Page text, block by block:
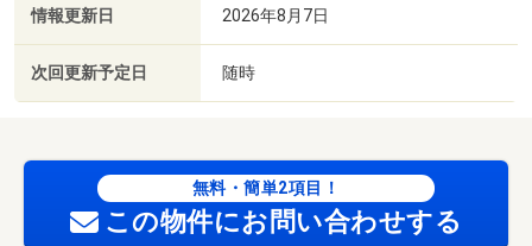
情報更新日 2026年8月7日
次回更新予定日 随時
無料・簡単2項目！
この物件にお問い合わせする